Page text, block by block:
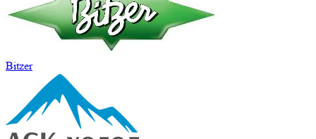
Bitzer